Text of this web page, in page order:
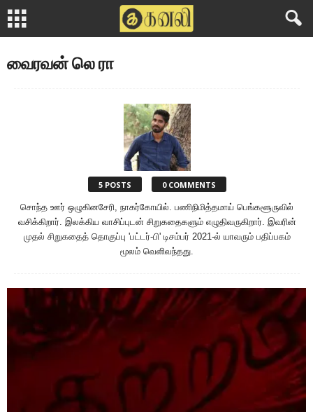
வைரவன் லெ ரா
5 POSTS 0 COMMENTS
சொந்த ஊர் ஒழுகினசேரி, நாகர்கோயில். பணிநிமித்தமாய் பெங்களூருவில்
வசிக்கிறார். இலக்கிய வாசிப்புடன் சிறுகதைகளும் எழுதிவருகிறார். இவரின்
முதல் சிறுகதைத் தொகுப்பு 'பட்டர்-பி' டிசம்பர் 2021-ல் யாவரும் பதிப்பகம்
மூலம் வெளிவந்தது.